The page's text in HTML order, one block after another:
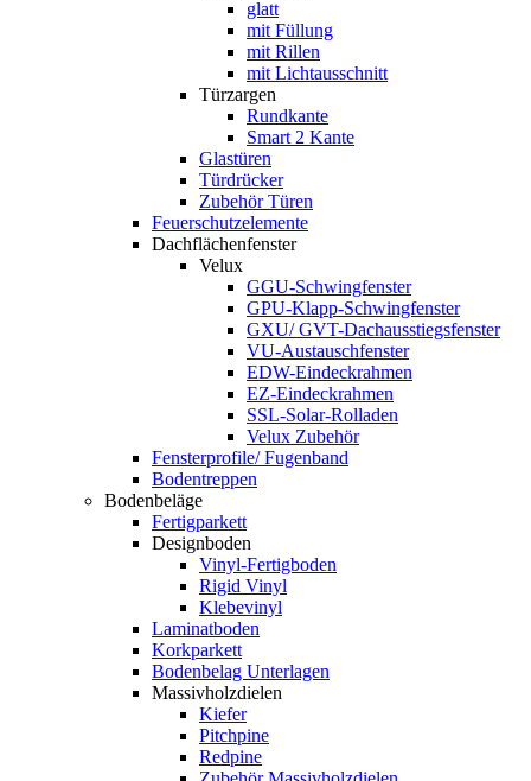
glatt
mit Füllung
mit Rillen
mit Lichtausschnitt
Türzargen
Rundkante
Smart 2 Kante
Glastüren
Türdrücker
Zubehör Türen
Feuerschutzelemente
Dachflächenfenster
Velux
GGU-Schwingfenster
GPU-Klapp-Schwingfenster
GXU/ GVT-Dachausstiegsfenster
VU-Austauschfenster
EDW-Eindeckrahmen
EZ-Eindeckrahmen
SSL-Solar-Rolladen
Velux Zubehör
Fensterprofile/ Fugenband
Bodentreppen
Bodenbeläge
Fertigparkett
Designboden
Vinyl-Fertigboden
Rigid Vinyl
Klebevinyl
Laminatboden
Korkparkett
Bodenbelag Unterlagen
Massivholzdielen
Kiefer
Pitchpine
Redpine